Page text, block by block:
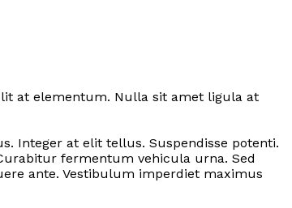
at elementum. Nulla sit amet ligula at
Integer at elit tellus. Suspendisse potenti.
fermentum vehicula urna. Sed
ante. Vestibulum imperdiet maximus